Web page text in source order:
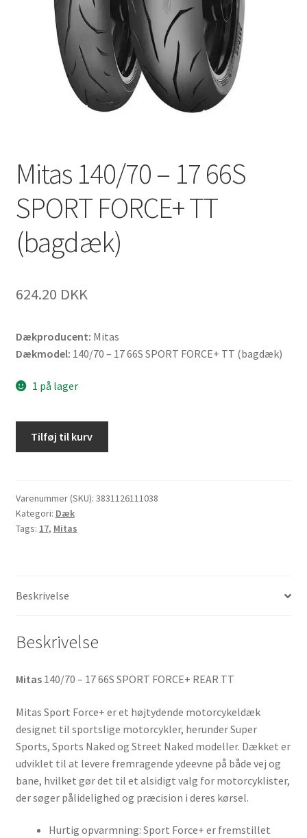
Mitas 140/70 – 17 66S
SPORT FORCE+ TT
(bagdæk)
624.20 DKK
Dækproducent: Mitas
Dækmodel: 140/70 – 17 66S SPORT FORCE+ TT (bagdæk)
1 på lager
66S
SPORT
FORCE+
Tilføj til kurv
Varenummer (SKU): 3831126111038
Kategori: Dæk
Tags: 17, Mitas
Beskrivelse
Beskrivelse
Mitas 140/70 – 17 66S SPORT FORCE+ REAR TT
Mitas Sport Force+ er et højtydende motorcykeldæk
designet til sportslige motorcykler, herunder Super
Sports, Sports Naked og Street Naked modeller. Dækket er
udviklet til at levere fremragende ydeevne på både vej og
bane, hvilket gør det til et alsidigt valg for motorcyklister,
der søger pålidelighed og præcision i deres kørsel.
Hurtig opvarmning: Sport Force+ er fremstillet